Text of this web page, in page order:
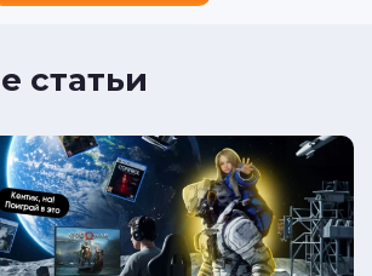
статьи